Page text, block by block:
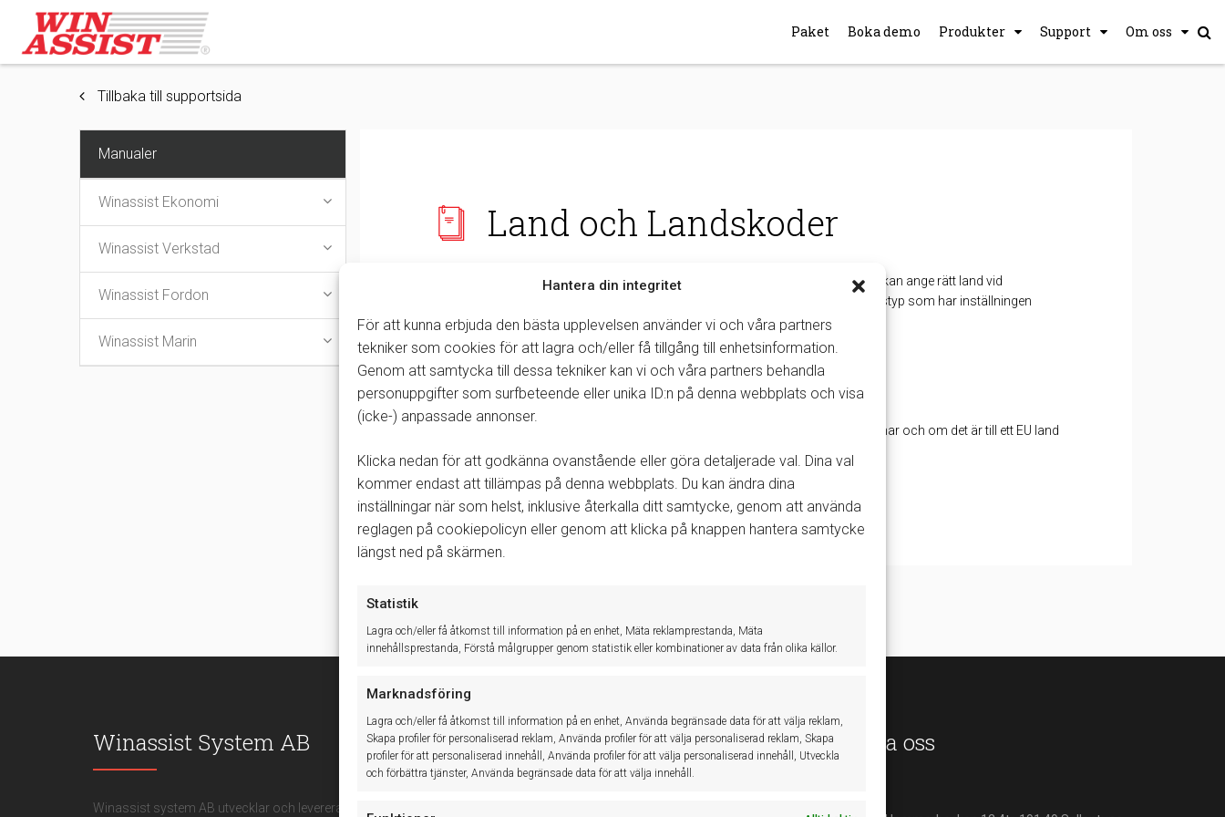
Hantera din integritet
För att kunna erbjuda den bästa upplevelsen använder vi och våra partners
tekniker som cookies för att lagra och/eller få tillgång till enhetsinformation.
Genom att samtycka till dessa tekniker kan vi och våra partners behandla
personuppgifter som surfbeteende eller unika ID:n på denna webbplats och visa
(icke-) anpassade annonser.
Klicka nedan för att godkänna ovanstående eller göra detaljerade val. Dina val
kommer endast att tillämpas på denna webbplats. Du kan ändra dina
inställningar när som helst, inklusive återkalla ditt samtycke, genom att använda
reglagen på cookiepolicyn eller genom att klicka på knappen hantera samtycke
längst ned på skärmen.
Statistik
Lagra och/eller få åtkomst till information på en enhet, Mäta reklamprestanda, Mäta
innehållsprestanda, Förstå målgrupper genom statistik eller kombinationer av data från olika källor.
Marknadsföring
Lagra och/eller få åtkomst till information på en enhet, Använda begränsade data för att välja reklam,
Skapa profiler för personaliserad reklam, Använda profiler för att välja personaliserad reklam, Skapa
profiler för att personaliserad innehåll, Använda profiler för att välja personaliserad innehåll, Utveckla
och förbättra tjänster, Använda begränsade data för att välja innehåll.
Paket Boka demo Produkter Support Om oss
Tillbaka till supportsida
Manualer
Winassist Ekonomi
Winassist Verkstad
Winassist Fordon
Winassist Marin
Land och Landskoder
Här beskrivs hur du lägger till flera val av länder när du exporterar bilar så att du kan ange rätt land vid
försäljningen. För att du ska få urvalet av länderna måste du ha skapat en affärstyp som har inställningen
Export.Läs mer Debiteringsmallar
Sytem → Inställningar → Landskoder
Sök upp och markera ett land klicka påaktivera.
Klicka påSpara.
Försäljningar utomlands kan vara olika beroende på vilken momstyp fordonet har och om det är till ett EU land
Winassist System AB
Winassist system AB utvecklar och levererar IT-baserade
Senaste nytt Kontakta oss